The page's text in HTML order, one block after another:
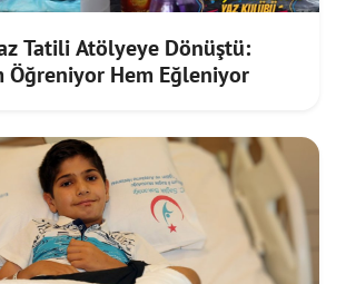
Tatili Atölyeye Dönüştü:
Öğreniyor Hem Eğleniyor